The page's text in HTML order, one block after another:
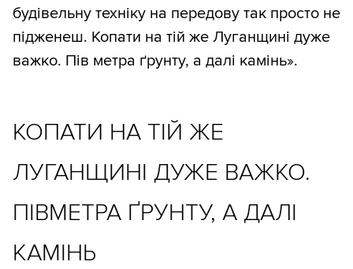
будівельну техніку на передову так просто не
підженеш. Копати на тій же Луганщині дуже
важко. Пів метра ґрунту, а далі камінь».
КОПАТИ НА ТІЙ ЖЕ
ЛУГАНЩИНІ ДУЖЕ ВАЖКО.
ПІВМЕТРА ҐРУНТУ, А ДАЛІ
КАМІНЬ